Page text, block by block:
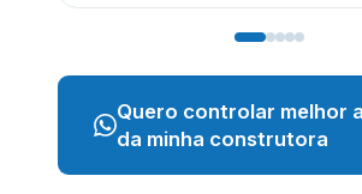
Quero controlar melhor
da minha construtora